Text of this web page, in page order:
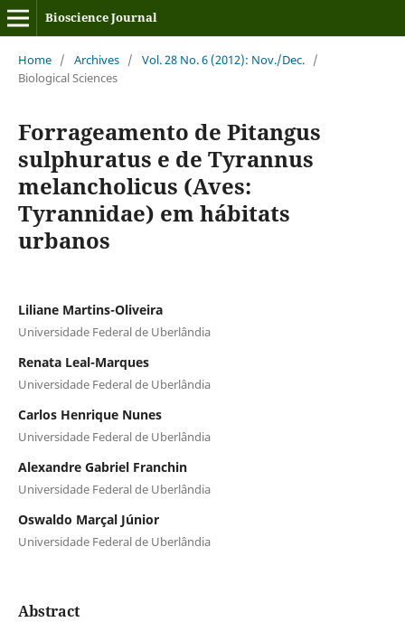
Bioscience Journal
Home / Archives / Vol. 28 No. 6 (2012): Nov./Dec. /
Biological Sciences
Forrageamento de Pitangus
sulphuratus e de Tyrannus
melancholicus (Aves:
Tyrannidae) em hábitats
urbanos
Liliane Martins-Oliveira
Universidade Federal de Uberlândia
Renata Leal-Marques
Universidade Federal de Uberlândia
Carlos Henrique Nunes
Universidade Federal de Uberlândia
Alexandre Gabriel Franchin
Universidade Federal de Uberlândia
Oswaldo Marçal Júnior
Universidade Federal de Uberlândia
Abstract